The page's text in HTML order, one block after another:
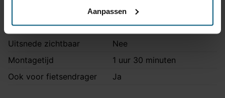
Aanpassen
Ja
Bumperuitsnede
Ja
Uitsnede zichtbaar
Nee
Montagetijd
1 uur 30 minuten
Ook voor fietsendrager
Ja